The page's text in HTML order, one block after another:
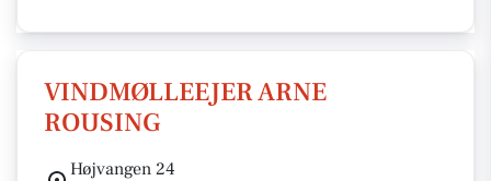
VINDMØLLEEJER ARNE
ROUSING
Højvangen 24